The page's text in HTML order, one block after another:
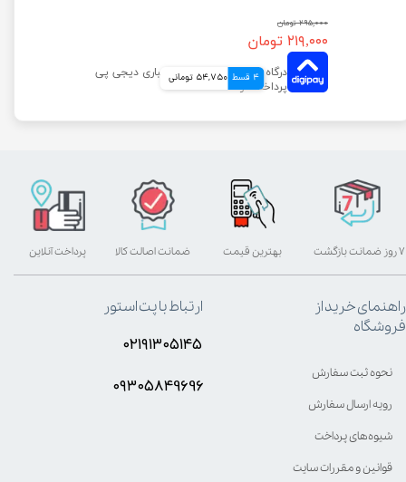
۲۹۵,۰۰۰ تومان
۲۱۹,۰۰۰ تومان
4 قسط 54,750 تومانی
بهترین قیمت پرداخت آنلاین ۷ روز ضمانت بازگشت ضمانت اصالت کالا
راهنمای خرید از
فروشگاه
نحوه ثبت سفارش
رویه ارسال سفارش
شیوه‌های پرداخت
قوانین و مقررات سایت
ارتباط با پت استور
۰۲۱۹۱۳۰۵۱۴۵
۰۹۳۰۵8۴9696